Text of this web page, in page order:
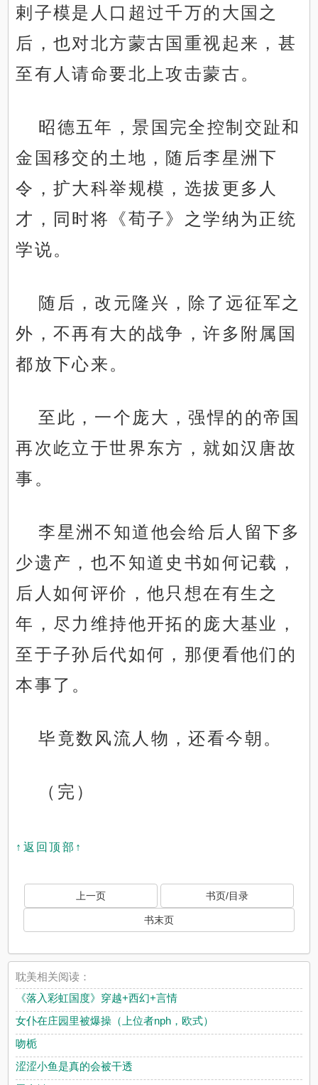
剌子模是人口超过千万的大国之
后，也对北方蒙古国重视起来，甚
至有人请命要北上攻击蒙古。
昭德五年，景国完全控制交趾和
金国移交的土地，随后李星洲下
令，扩大科举规模，选拔更多人
才，同时将《荀子》之学纳为正统
学说。
随后，改元隆兴，除了远征军之
外，不再有大的战争，许多附属国
都放下心来。
至此，一个庞大，强悍的的帝国
再次屹立于世界东方，就如汉唐故
事。
李星洲不知道他会给后人留下多
少遗产，也不知道史书如何记载，
后人如何评价，他只想在有生之
年，尽力维持他开拓的庞大基业，
至于子孙后代如何，那便看他们的
本事了。
毕竟数风流人物，还看今朝。
（完）
↑返回顶部↑
上一页 书页/目录
书末页
耽美相关阅读：
《落入彩虹国度》穿越+西幻+言情
女仆在庄园里被爆操（上位者nph，欧式）
吻栀
涩涩小鱼是真的会被干透